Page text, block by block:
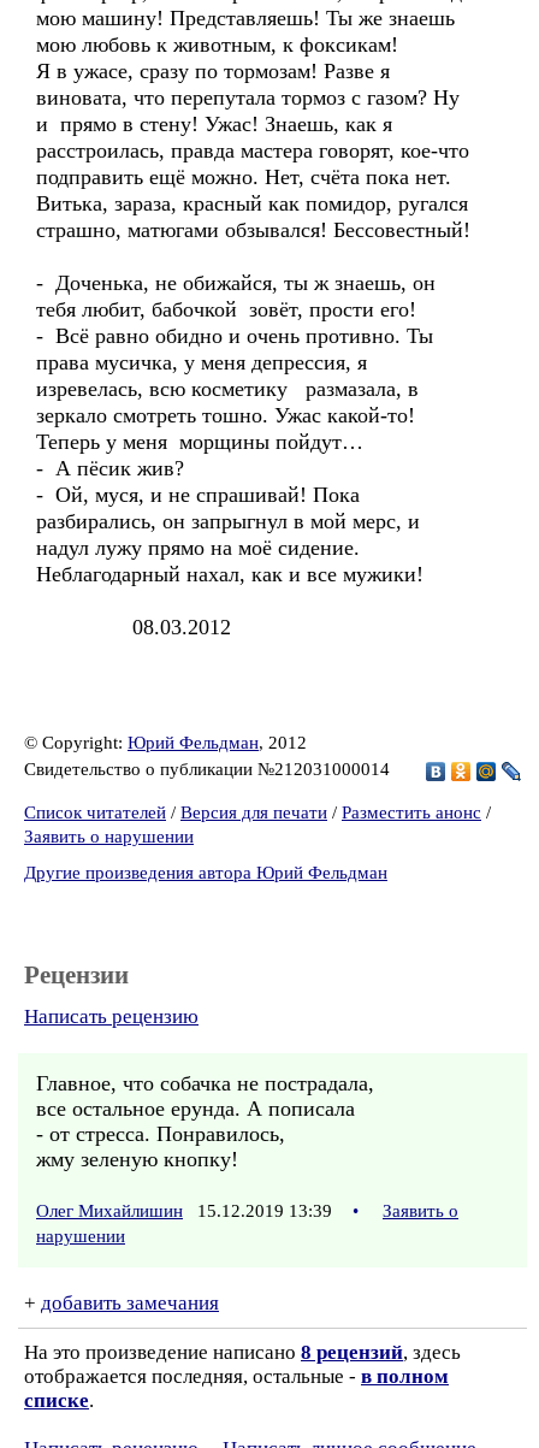
мою машину! Представляешь! Ты же знаешь
мою любовь к животным, к фоксикам!
Я в ужасе, сразу по тормозам! Разве я
виновата, что перепутала тормоз с газом? Ну
и прямо в стену! Ужас! Знаешь, как я
расстроилась, правда мастера говорят, кое-что
подправить ещё можно. Нет, счёта пока нет.
Витька, зараза, красный как помидор, ругался
страшно, матюгами обзывался! Бессовестный!
- Доченька, не обижайся, ты ж знаешь, он
тебя любит, бабочкой зовёт, прости его!
- Всё равно обидно и очень противно. Ты
права мусичка, у меня депрессия, я
изревелась, всю косметику размазала, в
зеркало смотреть тошно. Ужас какой-то!
Теперь у меня морщины пойдут…
- А пёсик жив?
- Ой, муся, и не спрашивай! Пока
разбирались, он запрыгнул в мой мерс, и
надул лужу прямо на моё сидение.
Неблагодарный нахал, как и все мужики!
08.03.2012
© Copyright: Юрий Фельдман, 2012
Свидетельство о публикации №212031000014
Список читателей / Версия для печати / Разместить анонс /
Заявить о нарушении
Другие произведения автора Юрий Фельдман
Рецензии
Написать рецензию
Главное, что собачка не пострадала,
все остальное ерунда. А пописала
- от стресса. Понравилось,
жму зеленую кнопку!
Олег Михайлишин 15.12.2019 13:39 •
Заявить о
нарушении
+ добавить замечания
На это произведение написано 8 рецензий, здесь
отображается последняя, остальные - в полном
списке.